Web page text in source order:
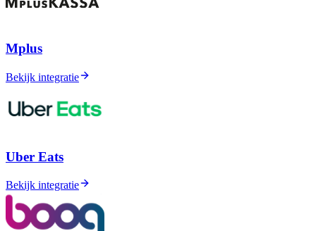
Mplus
Bekijk integratie
Uber Eats
Bekijk integratie